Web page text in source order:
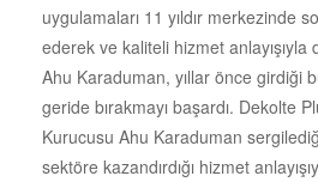
uygulamaları 11 yıldır merkezinde
ederek ve kaliteli hizmet anlayışıyla
Ahu Karaduman, yıllar önce girdiği
geride bırakmayı başardı. Dekolte
Kurucusu Ahu Karaduman
sektöre kazandırdığı hizmet